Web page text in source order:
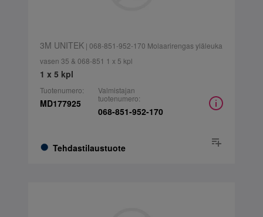
3M UNITEK| 068-851-952-170 Molaarirengas yläleuka
vasen 35 & 068-851 1 x 5 kpl
1 x 5 kpl
Tuotenumero:
MD177925
Tehdastilaustuote
Valmistajan
tuotenumero:
068-851-952-170